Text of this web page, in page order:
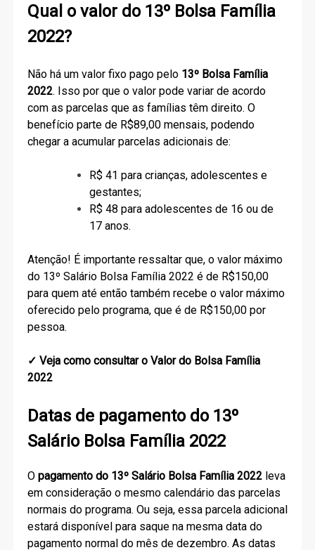
Qual o valor do 13º Bolsa Família
2022?
Não há um valor fixo pago pelo 13º Bolsa Família
2022. Isso por que o valor pode variar de acordo
com as parcelas que as famílias têm direito. O
benefício parte de R$89,00 mensais, podendo
chegar a acumular parcelas adicionais de:
R$ 41 para crianças, adolescentes e
gestantes;
R$ 48 para adolescentes de 16 ou de
17 anos.
Atenção! É importante ressaltar que, o valor máximo
do 13º Salário Bolsa Família 2022 é de R$150,00
para quem até então também recebe o valor máximo
oferecido pelo programa, que é de R$150,00 por
pessoa.
✓ Veja como consultar o Valor do Bolsa Família
2022
Datas de pagamento do 13º
Salário Bolsa Família 2022
O pagamento do 13º Salário Bolsa Família 2022leva
em consideração o mesmo calendário das parcelas
normais do programa. Ou seja, essa parcela adicional
estará disponível para saque na mesma data do
pagamento normal do mês de dezembro. As datas